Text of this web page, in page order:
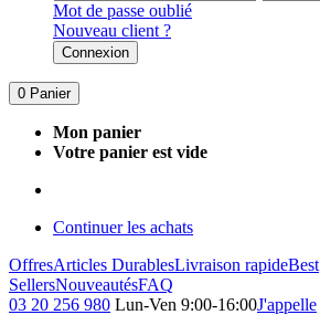
Mot de passe oublié
Nouveau client ?
Connexion
0 Panier
Mon panier
Votre panier est vide
Continuer les achats
OffresArticles DurablesLivraison rapideBest
SellersNouveautésFAQ
03 20 256 980 Lun-Ven 9:00-16:00J'appelle